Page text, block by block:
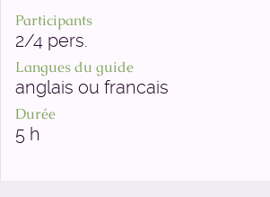
Participants
2/4 pers.
Langues du guide
anglais ou francais
Durée
5 h